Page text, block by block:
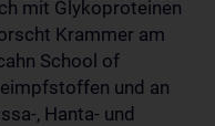
mit Glykoproteinen
Krammer am
School of
und an
, Hanta- und